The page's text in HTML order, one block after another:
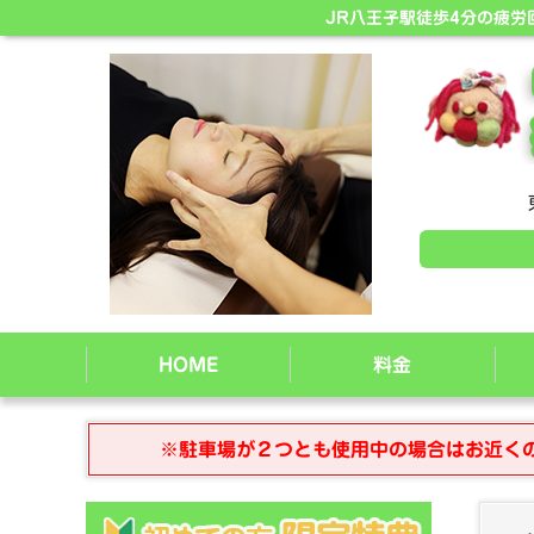
JR八王子駅徒歩4分の疲労
HOME 料金
※駐車場が２つとも使用中の場合はお近く